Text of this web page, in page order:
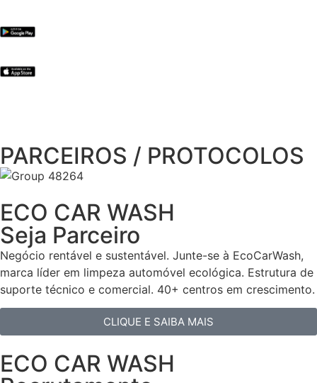
PARCEIROS / PROTOCOLOS
ECO CAR WASH
Seja Parceiro
Negócio rentável e sustentável. Junte-se à EcoCarWash,
marca líder em limpeza automóvel ecológica. Estrutura de
suporte técnico e comercial. 40+ centros em crescimento.
CLIQUE E SAIBA MAIS
ECO CAR WASH